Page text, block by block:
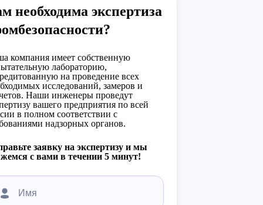
необходима экспертиза
компания имеет собственную
лабораторию,
на проведение всех
исследований, замеров и
Наши инженеры проведут
вашего предприятия по всей
в полном соответствии с
надзорных органов.
заявку на экспертизу и мы
с вами в течении 5 минут!